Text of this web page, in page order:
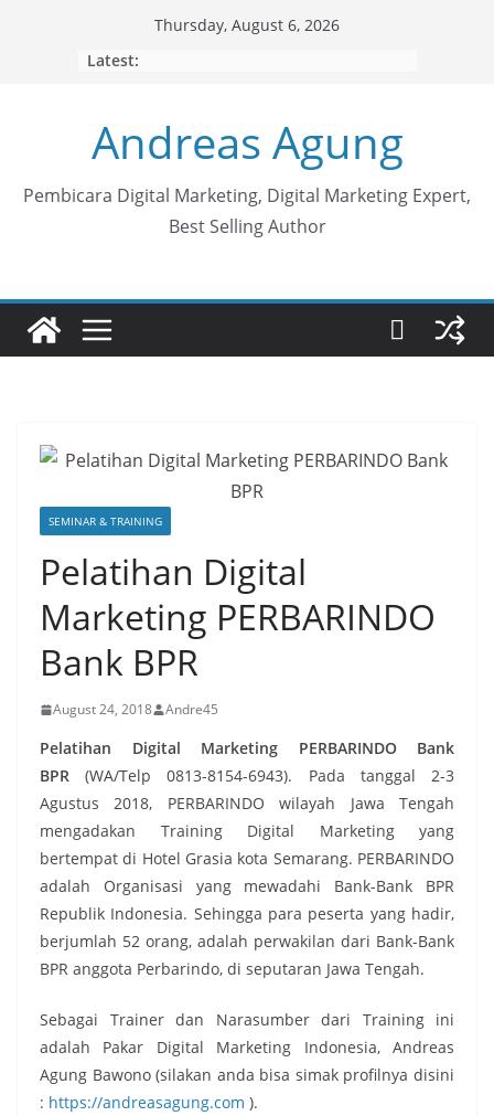
Thursday, August 6, 2026
Latest:
Andreas Agung
Pembicara Digital Marketing, Digital Marketing Expert,
Best Selling Author
SEMINAR & TRAINING
Pelatihan Digital
Marketing PERBARINDO
Bank BPR
August 24, 2018 Andre45
Pelatihan Digital Marketing PERBARINDO Bank
BPR(WA/Telp 0813-8154-6943). Pada tanggal 2-3
Agustus 2018, PERBARINDO wilayah Jawa Tengah
mengadakan Training Digital Marketing yang
bertempat di Hotel Grasia kota Semarang. PERBARINDO
adalah Organisasi yang mewadahi Bank-Bank BPR
Republik Indonesia. Sehingga para peserta yang hadir,
berjumlah 52 orang, adalah perwakilan dari Bank-Bank
BPR anggota Perbarindo, di seputaran Jawa Tengah.
Sebagai Trainer dan Narasumber dari Training ini
adalah Pakar Digital Marketing Indonesia, Andreas
Agung Bawono (silakan anda bisa simak profilnya disini
: https://andreasagung.com ).